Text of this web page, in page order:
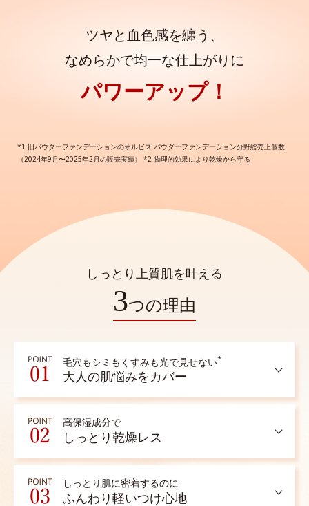
ツヤと血色感を纏う、
なめらかで均一な仕上がりに
パワーアップ！
*1 旧パウダーファンデーションのオルビス パウダーファンデーション分野総売上個数
（2024年9月〜2025年2月の販売実績） *2 物理的効果により乾燥から守る
しっとり上質肌を叶える
3つの理由
毛穴もシミもくすみも光で見せない*
大人の肌悩みをカバー
高保湿成分で
しっとり乾燥レス
しっとり肌に密着するのに
ふんわり軽いつけ心地